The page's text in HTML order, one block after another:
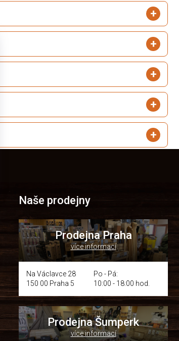
Naše prodejny
Prodejna Praha
více informací
Na Václavce 28
150 00 Praha 5
Po - Pá:
10:00 - 18:00 hod.
Prodejna Šumperk
více informací